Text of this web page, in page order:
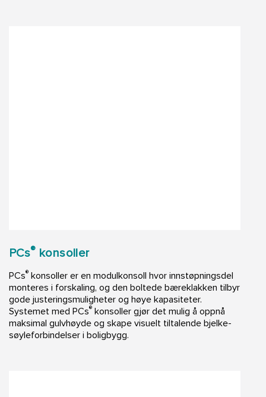
PCs® konsoller
PCs® konsoller er en modulkonsoll hvor innstøpningsdel
monteres i forskaling, og den boltede bæreklakken tilbyr
gode justeringsmuligheter og høye kapasiteter.
Systemet med PCs® konsoller gjør det mulig å oppnå
maksimal gulvhøyde og skape visuelt tiltalende bjelke-
søyleforbindelser i boligbygg.